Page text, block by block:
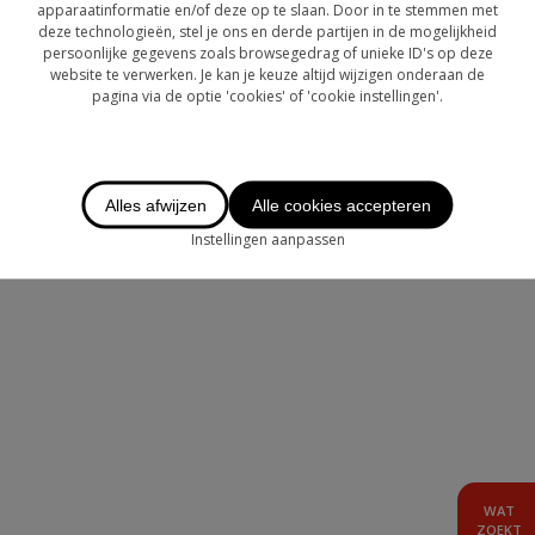
OVER CHASE
LOGIN
AANBOD BUITENLAND
WAT
ZOEKT
apparaatinformatie en/of deze op te slaan. Door in te stemmen met
deze technologieën, stel je ons en derde partijen in de mogelijkheid
persoonlijke gegevens zoals browsegedrag of unieke ID's op deze
website te verwerken. Je kan je keuze altijd wijzigen onderaan de
pagina via de optie 'cookies' of 'cookie instellingen'.
Alles afwijzen Alle cookies accepteren
Instellingen aanpassen